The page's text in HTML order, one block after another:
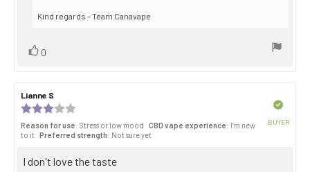
Kind regards – Team Canavape
Vote
0
Review
author:
Lianne S
date:
3.0
out
5
Reason for use: Stress or low mood CBD vape experience: I’m new
to it
Preferred strength: Not sure yet
BUYER
Review
I don't love the taste